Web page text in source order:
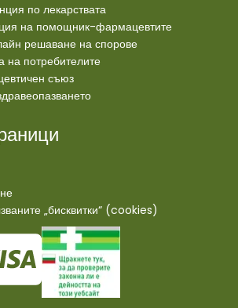
по лекарствата
на помощник-фармацевтите
решаване на спорове
на потребителите
съюз
„бисквитки“ (cookies)